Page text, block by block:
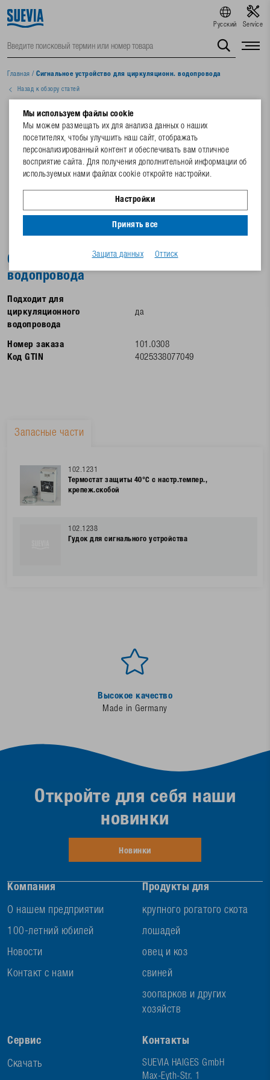
Русский Service
Главная / Сигнальное устройство для циркуляционн. водопровода
Назад к обзору статей
Сигнальное устройство для циркуляционн.
водопровода
Подходит для
циркуляционного
водопровода
да
Номер заказа
101.0308
Код GTIN
4025338077049
Запасные части
102.1231
Термостат защиты 40°C с настр.темпер.,
крепеж.скобой
102.1238
Гудок для сигнального устройства
Высокое качество
Made in Germany
Компания
О нашем предприятии
100-летний юбилей
Новости
Контакт с нами
Продукты для
крупного рогатого скота
лошадей
овец и коз
свиней
зоопарков и других
хозяйств
Сервис
Скачать
Контакты
SUEVIA HAIGES GmbH
Max-Eyth-Str. 1
Откройте для себя наши
новинки
Новинки
Мы используем файлы cookie
Мы можем размещать их для анализа данных о наших
посетителях, чтобы улучшить наш сайт, отображать
персонализированный контент и обеспечивать вам отличное
восприятие сайта. Для получения дополнительной информации об
используемых нами файлах cookie откройте настройки.
Настройки
Принять все
Защита данных Оттиск